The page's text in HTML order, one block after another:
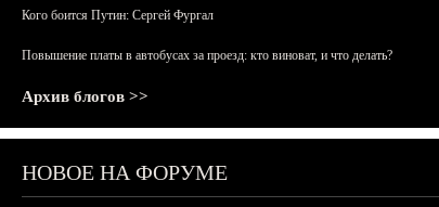
Кого боится Путин: Сергей Фургал
Повышение платы в автобусах за проезд: кто виноват, и что делать?
Архив блогов >>
НОВОЕ НА ФОРУМЕ